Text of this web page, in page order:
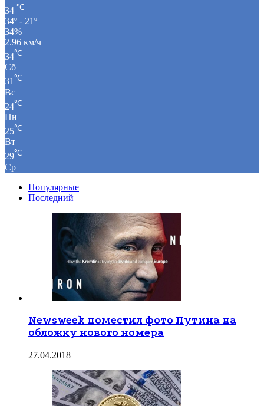
34 ℃
34º - 21º
34%
2.96 км/ч
34℃
Сб
31℃
Вс
24℃
Пн
25℃
Вт
29℃
Ср
Популярные
Последний
Newsweek поместил фото Путина на
обложку нового номера
27.04.2018